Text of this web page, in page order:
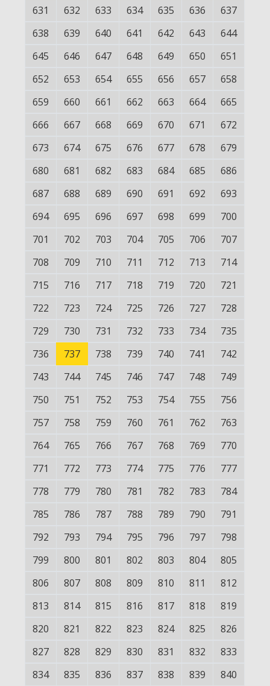
631
632 633 634 635 636
637
638
639 640 641 642 643
644
645
646 647 648 649 650
651
652
653 654 655 656 657
658
659
660 661 662 663 664
665
666
667 668 669 670 671
672
673
674 675 676 677 678
679
680
681 682 683 684 685
686
687
688 689 690 691 692
693
694
695 696 697 698 699
700
701
702 703 704 705 706
707
708
709 710 711 712 713
714
715
716 717 718 719 720
721
722
723 724 725 726 727
728
729
730 731 732 733 734
735
736
737 738 739 740 741
742
743
744 745 746 747 748
749
750
751 752 753 754 755
756
757
758 759 760 761 762
763
764
765 766 767 768 769
770
771
772 773 774 775 776
777
778
779 780 781 782 783
784
785
786 787 788 789 790
791
792
793 794 795 796 797
798
799
800 801 802 803 804
805
806
807 808 809 810 811
812
813
814 815 816 817 818
819
820
821 822 823 824 825
826
827
828 829 830 831 832
833
834
835 836 837 838 839 840